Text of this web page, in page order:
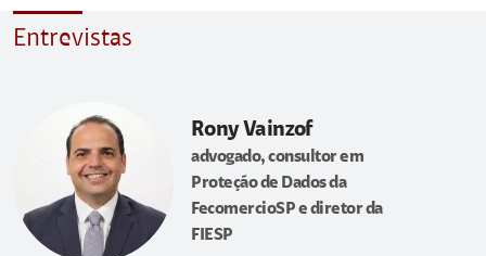
Entrevistas
Rony Vainzof
advogado, consultor em
Proteção de Dados da
FecomercioSP e diretor da
FIESP